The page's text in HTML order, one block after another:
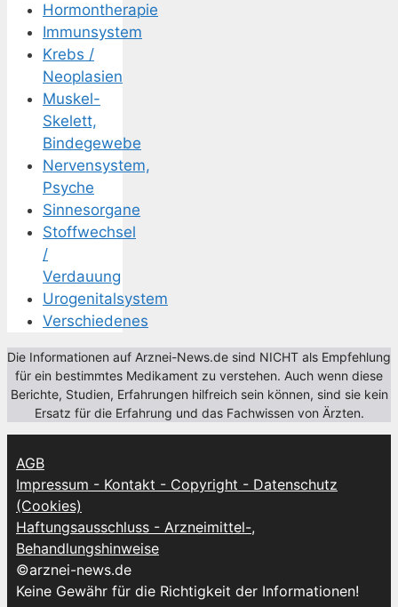
Hormontherapie
Immunsystem
Krebs /
Neoplasien
Muskel-
Skelett,
Bindegewebe
Nervensystem,
Psyche
Sinnesorgane
Stoffwechsel
/
Verdauung
Urogenitalsystem
Verschiedenes
Die Informationen auf Arznei-News.de sind NICHT als Empfehlung
für ein bestimmtes Medikament zu verstehen. Auch wenn diese
Berichte, Studien, Erfahrungen hilfreich sein können, sind sie kein
Ersatz für die Erfahrung und das Fachwissen von Ärzten.
AGB
Impressum - Kontakt - Copyright - Datenschutz
(Cookies)
Haftungsausschluss - Arzneimittel-,
Behandlungshinweise
©arznei-news.de
Keine Gewähr für die Richtigkeit der Informationen!